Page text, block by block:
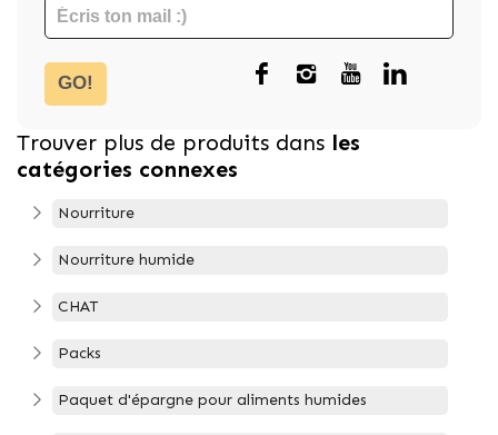
GO!
Trouver plus de produits dans les
catégories connexes
Nourriture
Nourriture humide
CHAT
Packs
Paquet d'épargne pour aliments humides